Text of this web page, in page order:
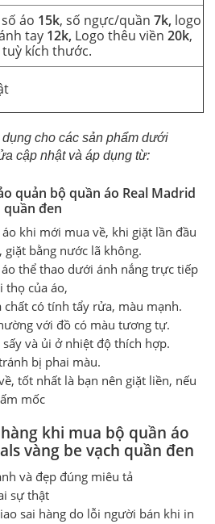
số áo 15k, số ngực/quần 7k, logo
tay 12k, Logo thêu viền 20k,
kích thước.
cho các sản phẩm dưới
cập nhật và áp dụng từ:
quản bộ quần áo Real Madrid
quần đen
khi mới mua về, khi giặt lần đầu
bằng nước lã không.
thể thao dưới ánh nắng trực tiếp
thọ của áo,
chất có tính tẩy rửa, màu mạnh.
với đồ có màu tương tự.
và ủi ở nhiệt độ thích hợp.
bị phai màu.
tốt nhất là bạn nên giặt liền, nếu
mốc
khi mua bộ quần áo
vàng be vạch quần đen
và đẹp đúng miêu tả
sự thật
sai hàng do lỗi người bán khi in